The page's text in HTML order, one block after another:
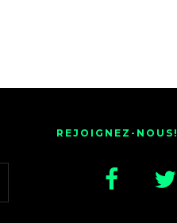
REJOIGNEZ-NOUS!